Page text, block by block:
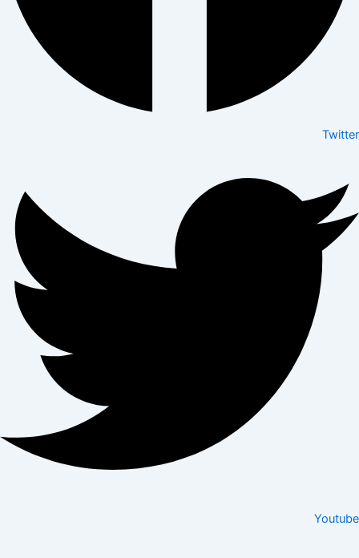
Twitter
Youtube